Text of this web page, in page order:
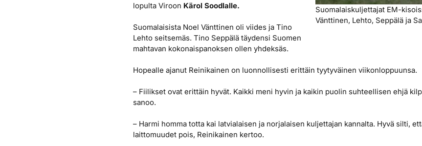
Suomalaiskuljettajat EM-
Vänttinen, Lehto, Seppälä ja
lopulta Viroon Kärol Soodlalle.
Suomalaisista Noel Vänttinen oli viides ja Tino
Lehto seitsemäs. Tino Seppälä täydensi Suomen
mahtavan kokonaispanoksen ollen yhdeksäs.
Hopealle ajanut Reinikainen on luonnollisesti erittäin tyytyväinen viikonloppuunsa.
– Fiilikset ovat erittäin hyvät. Kaikki meni hyvin ja kaikin puolin suhteellisen ehjä
sanoo.
– Harmi homma totta kai latvialaisen ja norjalaisen kuljettajan kannalta. Hyvä silti,
laittomuudet pois, Reinikainen kertoo.